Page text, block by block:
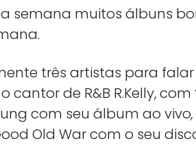
semana muitos álbuns
três artistas para
de R&B R.Kelly, com
com seu álbum ao vivo
Old War com o seu